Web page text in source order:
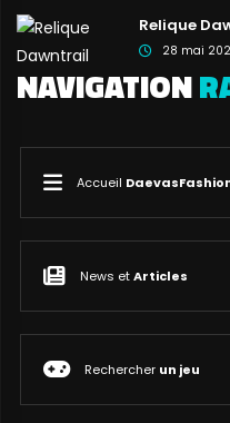
Relique
28 mai
NAVIGATION
Accueil
News etArticles
Rechercher un jeu